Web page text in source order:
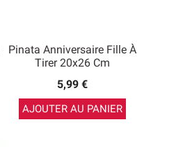
Pinata Anniversaire Fille À
Tirer 20x26 Cm
5,99 €
AJOUTER AU PANIER